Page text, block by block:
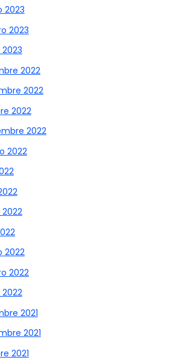
2023
2023
2022
2022
2022
2022
2022
2022
2022
2021
2021
2021